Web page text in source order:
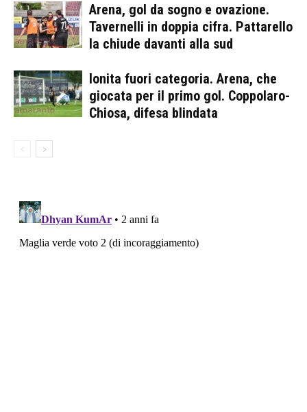
Arena, gol da sogno e ovazione.
Tavernelli in doppia cifra. Pattarello
la chiude davanti alla sud
Ionita fuori categoria. Arena, che
giocata per il primo gol. Coppolaro-
Chiosa, difesa blindata